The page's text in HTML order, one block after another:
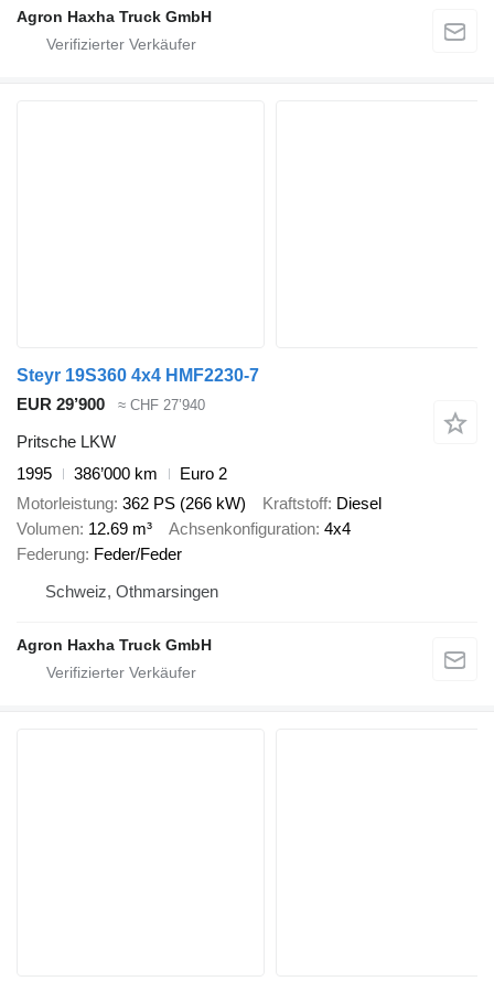
Agron Haxha Truck GmbH
Steyr 19S360 4x4 HMF2230-7
EUR 29’900
≈ CHF 27’940
Pritsche LKW
1995
386’000 km
Euro 2
Motorleistung 362 PS (266 kW) Kraftstoff Diesel
Volumen 12.69 m³ Achsenkonfiguration 4x4
Federung Feder/Feder
Schweiz, Othmarsingen
Agron Haxha Truck GmbH